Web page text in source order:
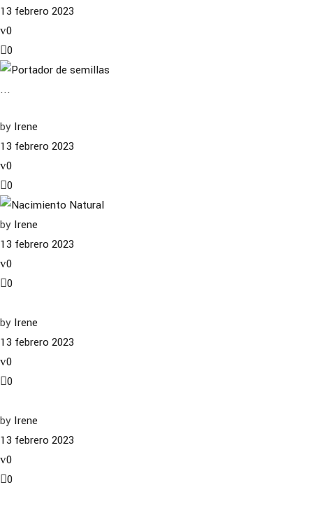
13 febrero 2023
0
0
...
by Irene
13 febrero 2023
0
0
by Irene
13 febrero 2023
0
0
by Irene
13 febrero 2023
0
0
by Irene
13 febrero 2023
0
0